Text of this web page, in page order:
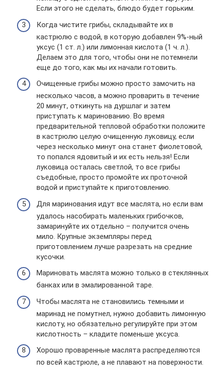
Если этого не сделать, блюдо будет горьким.
Когда чистите грибы, складывайте их в
кастрюлю с водой, в которую добавлен 9%-ный
уксус (1 ст. л.) или лимонная кислота (1 ч. л.).
Делаем это для того, чтобы они не потемнели
еще до того, как мы их начали готовить.
Очищенные грибы можно просто замочить на
несколько часов, а можно проварить в течение
20 минут, откинуть на дуршлаг и затем
приступать к маринованию. Во время
предварительной тепловой обработки положите
в кастрюлю целую очищенную луковицу, если
через несколько минут она станет фиолетовой,
то попался ядовитый и их есть нельзя! Если
луковица осталась светлой, то все грибы
съедобные, просто промойте их проточной
водой и приступайте к приготовлению.
Для маринования идут все маслята, но если вам
удалось насобирать маленьких грибочков,
замаринуйте их отдельно – получится очень
мило. Крупные экземпляры перед
приготовлением лучше разрезать на средние
кусочки.
Мариновать маслята можно только в стеклянных
банках или в эмалированной таре.
Чтобы маслята не становились темными и
маринад не помутнел, нужно добавить лимонную
кислоту, но обязательно регулируйте при этом
кислотность – кладите поменьше уксуса.
Хорошо проваренные маслята распределяются
по всей кастрюле, а не плавают на поверхности.